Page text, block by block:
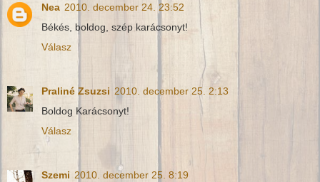
Nea 2010. december 24. 23:52
Békés, boldog, szép karácsonyt!
Válasz
Praliné Zsuzsi 2010. december 25. 2:13
Boldog Karácsonyt!
Válasz
Szemi 2010. december 25. 8:19